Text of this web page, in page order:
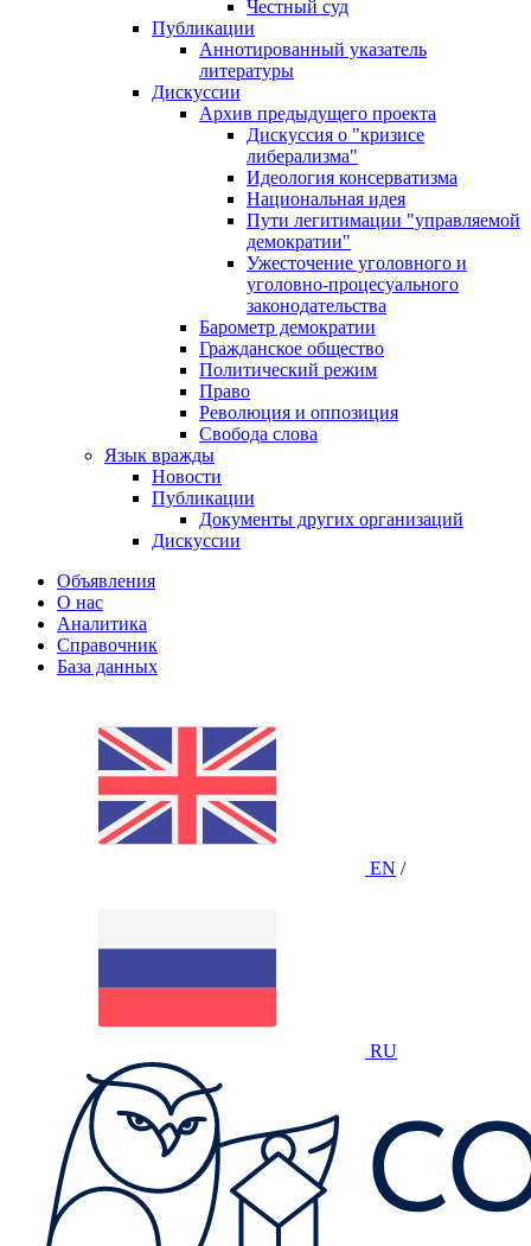
Честный суд
Публикации
Аннотированный указатель
литературы
Дискуссии
Архив предыдущего проекта
Дискуссия о "кризисе
либерализма"
Идеология консерватизма
Национальная идея
Пути легитимации "управляемой
демократии"
Ужесточение уголовного и
уголовно-процесуального
законодательства
Барометр демократии
Гражданское общество
Политический режим
Право
Революция и оппозиция
Свобода слова
Язык вражды
Новости
Публикации
Документы других организаций
Дискуссии
Объявления
О нас
Аналитика
Справочник
База данных
EN /
RU